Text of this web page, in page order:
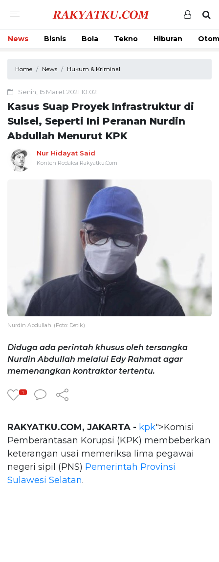
News Bisnis Bola Tekno Hiburan
Home News Hukum & Kriminal
Senin, 15 Maret 2021 10:02
Kasus Suap Proyek Infrastruktur di
Sulsel, Seperti Ini Peranan Nurdin
Abdullah Menurut KPK
Nur Hidayat Said
Konten Redaksi Rakyatku.Com
Nurdin Abdullah. (Foto: Detik)
Diduga ada perintah khusus oleh tersangka
Nurdin Abdullah melalui Edy Rahmat agar
memenangkan kontraktor tertentu.
1
RAKYATKU.COM, JAKARTA - kpk">Komisi
Pemberantasan Korupsi (KPK) membeberkan
keterangan usai memeriksa lima pegawai
negeri sipil (PNS) Pemerintah Provinsi
Sulawesi Selatan.